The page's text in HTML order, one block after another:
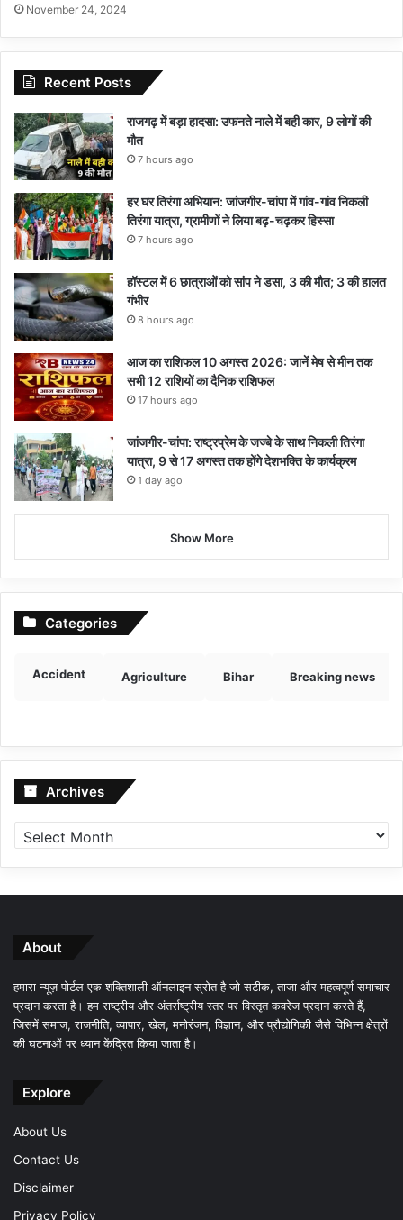
November 24, 2024
Recent Posts
राजगढ़ में बड़ा हादसा: उफनते नाले में बही कार, 9 लोगों की
मौत
7 hours ago
हर घर तिरंगा अभियान: जांजगीर-चांपा में गांव-गांव निकली
तिरंगा यात्रा, ग्रामीणों ने लिया बढ़-चढ़कर हिस्सा
7 hours ago
हॉस्टल में 6 छात्राओं को सांप ने डसा, 3 की मौत; 3 की हालत
गंभीर
8 hours ago
आज का राशिफल 10 अगस्त 2026: जानें मेष से मीन तक
सभी 12 राशियों का दैनिक राशिफल
17 hours ago
जांजगीर-चांपा: राष्ट्रप्रेम के जज्बे के साथ निकली तिरंगा
यात्रा, 9 से 17 अगस्त तक होंगे देशभक्ति के कार्यक्रम
1 day ago
Show More
Categories
Accident Agriculture Bihar Breaking news
Archives Archives
About
हमारा न्यूज़ पोर्टल एक शक्तिशाली ऑनलाइन स्रोत है जो सटीक, ताजा और महत्वपूर्ण समाचार
प्रदान करता है। हम राष्ट्रीय और अंतर्राष्ट्रीय स्तर पर विस्तृत कवरेज प्रदान करते हैं,
जिसमें समाज, राजनीति, व्यापार, खेल, मनोरंजन, विज्ञान, और प्रौद्योगिकी जैसे विभिन्न क्षेत्रों
की घटनाओं पर ध्यान केंद्रित किया जाता है।
Explore
About Us
Contact Us
Disclaimer
Privacy Policy